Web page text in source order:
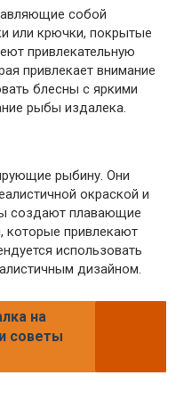
собой
или крючки, покрытые
привлекательную
привлекает внимание
блесны с яркими
рыбы издалека.
рыбину. Они
окраской и
создают плавающие
которые привлекают
использовать
дизайном.
на
советы